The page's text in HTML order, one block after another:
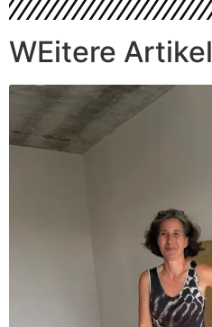
WEitere Artikel